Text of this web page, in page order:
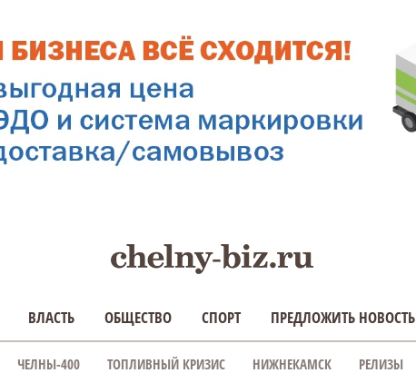
ВЛАСТЬ ОБЩЕСТВО СПОРТ ПРЕДЛОЖИТЬ НОВОСТЬ
ЧЕЛНЫ-400 ТОПЛИВНЫЙ КРИЗИС НИЖНЕКАМСК РЕЛИЗЫ